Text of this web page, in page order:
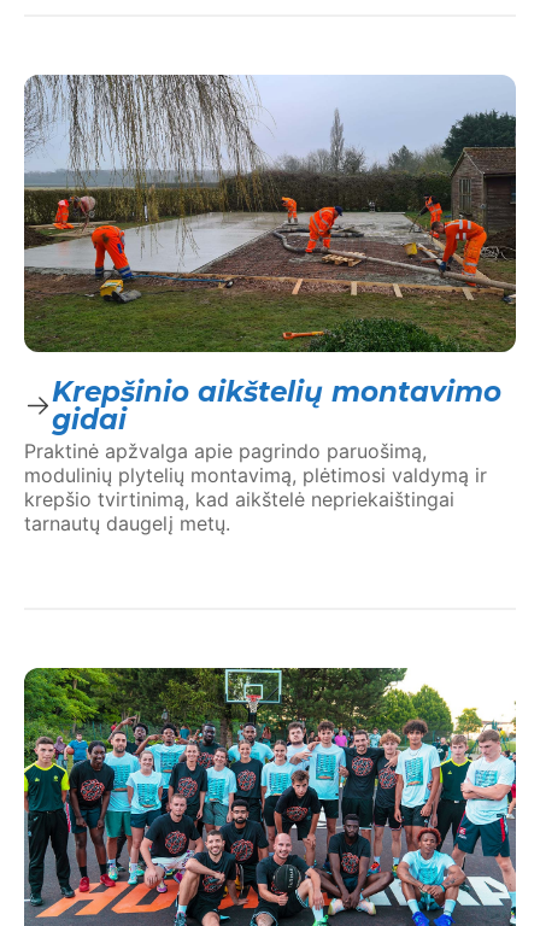
Krepšinio aikštelių montavimo
gidai
Praktinė apžvalga apie pagrindo paruošimą,
modulinių plytelių montavimą, plėtimosi valdymą ir
krepšio tvirtinimą, kad aikštelė nepriekaištingai
tarnautų daugelį metų.